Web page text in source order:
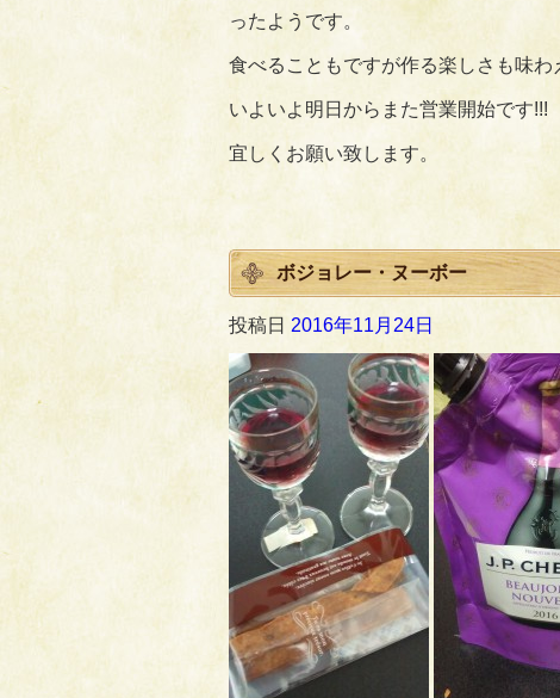
ったようです。
食べることもですが作る楽しさも味わ
いよいよ明日からまた営業開始です!!!
宜しくお願い致します。
ボジョレー・ヌーボー
投稿日 2016年11月24日